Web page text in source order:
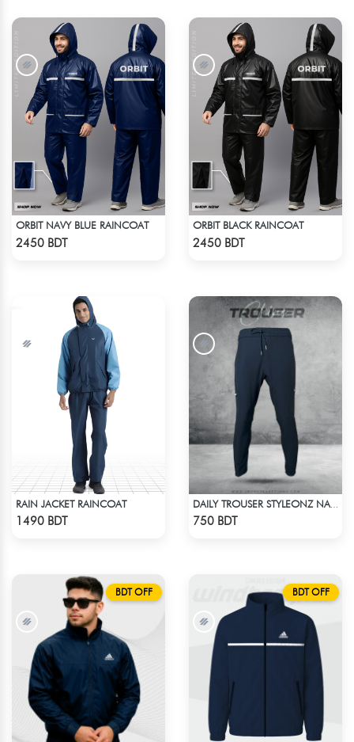
ORBIT NAVY BLUE RAINCOAT
2450 BDT
ORBIT BLACK RAINCOAT
2450 BDT
RAIN JACKET RAINCOAT
1490 BDT 750 BDT
BDT OFF BDT OFF